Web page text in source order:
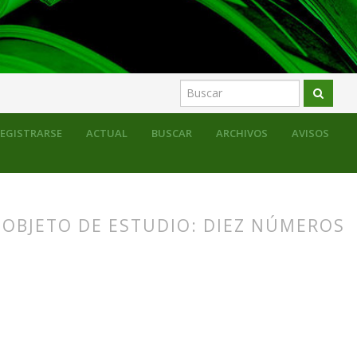
ACTUAL BUSCAR ARCHIVOS AVISOS
DE ESTUDIO: DIEZ NÚMEROS